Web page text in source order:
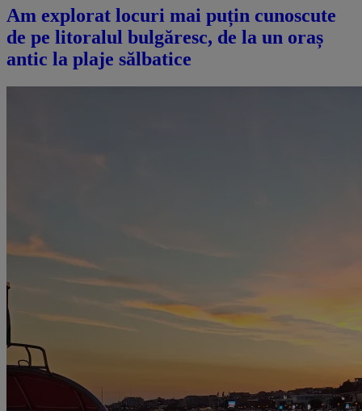
Am explorat locuri mai puțin cunoscute
de pe litoralul bulgăresc, de la un oraș
antic la plaje sălbatice